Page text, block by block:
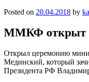
Posted on 20.04.2018 by
ММКФ открыт
Открыл церемонию
Мединский, который
Президента РФ